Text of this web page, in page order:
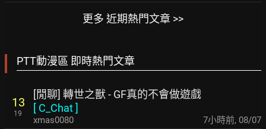
更多 近期熱門文章 >>
PTT動漫區 即時熱門文章
13
19
[閒聊] 轉世之獸 - GF真的不會做遊戲
[ C_Chat]
xmas0080 7小時前, 08/07